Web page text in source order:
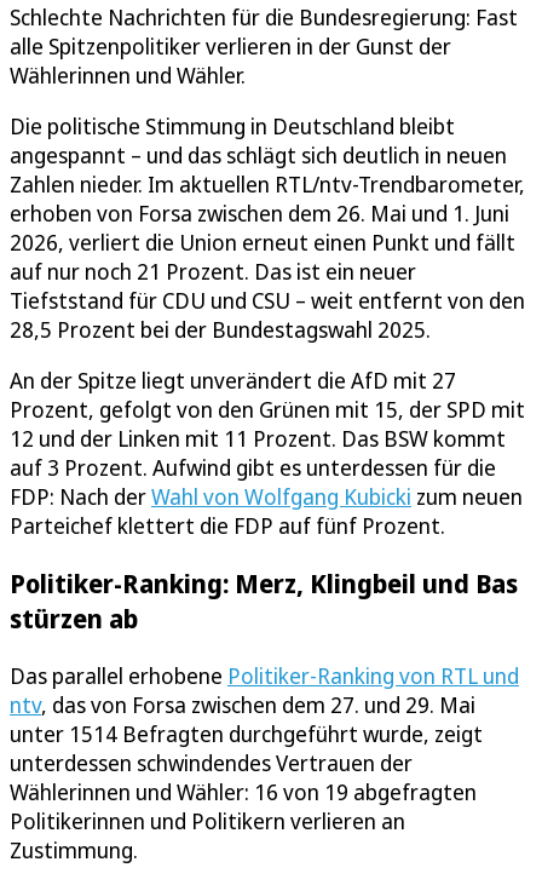
Schlechte Nachrichten für die Bundesregierung: Fast
alle Spitzenpolitiker verlieren in der Gunst der
Wählerinnen und Wähler.
Die politische Stimmung in Deutschland bleibt
angespannt – und das schlägt sich deutlich in neuen
Zahlen nieder. Im aktuellen RTL/ntv-Trendbarometer,
erhoben von Forsa zwischen dem 26. Mai und 1. Juni
2026, verliert die Union erneut einen Punkt und fällt
auf nur noch 21 Prozent. Das ist ein neuer
Tiefststand für CDU und CSU – weit entfernt von den
28,5 Prozent bei der Bundestagswahl 2025.
An der Spitze liegt unverändert die AfD mit 27
Prozent, gefolgt von den Grünen mit 15, der SPD mit
12 und der Linken mit 11 Prozent. Das BSW kommt
auf 3 Prozent. Aufwind gibt es unterdessen für die
FDP: Nach derWahl von Wolfgang Kubicki zum neuen
Parteichef klettert die FDP auf fünf Prozent.
Politiker-Ranking: Merz, Klingbeil und Bas
stürzen ab
Das parallel erhobene Politiker-Ranking von RTL und
ntv, das von Forsa zwischen dem 27. und 29. Mai
unter 1514 Befragten durchgeführt wurde, zeigt
unterdessen schwindendes Vertrauen der
Wählerinnen und Wähler: 16 von 19 abgefragten
Politikerinnen und Politikern verlieren an
Zustimmung.